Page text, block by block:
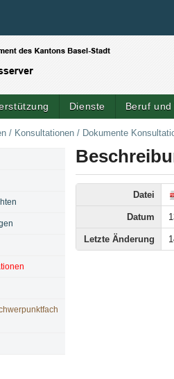
Dienste Beruf
/ Konsultationen / Dokumente
Datei
Datum
Letzte Änderung